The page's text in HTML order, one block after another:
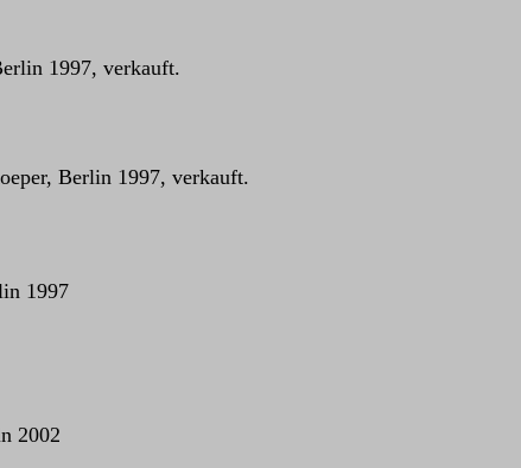
1997, verkauft.
Berlin 1997, verkauft.
1997
2002